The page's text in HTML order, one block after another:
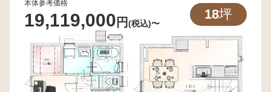
本体参考価格
19,119,000​ 円(税込)〜
18坪